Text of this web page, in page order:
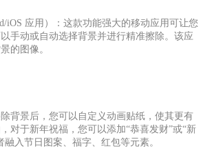
iOS 应用）：这款功能强大的移动应用可让您
手动或自动选择背景并进行精准擦除。该应
的图像。
背景后，您可以自定义动画贴纸，使其更有
对于新年祝福，您可以添加“恭喜发财”或“新
融入节日图案、福字、红包等元素。